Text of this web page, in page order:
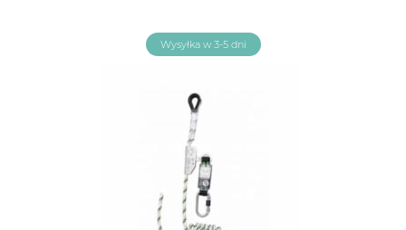
Wysyłka w 3-5 dni